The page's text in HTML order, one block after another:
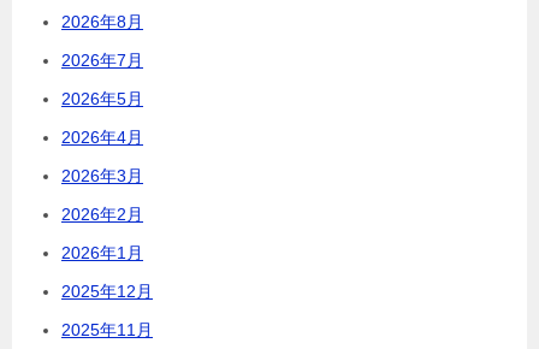
2026年8月
2026年7月
2026年5月
2026年4月
2026年3月
2026年2月
2026年1月
2025年12月
2025年11月